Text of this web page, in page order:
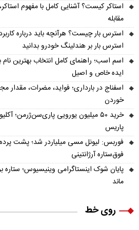
استاکر کیست؟ آشنایی کامل با مفهوم
مقابله
استرس بار چیست؟ هرآنچه باید درباره
استرس بار بر هندلینگ خودرو بدانید
اسم اسب؛ راهنمای کامل انتخاب بهترین
ایده خاص و اصیل
اسفناج در بارداری؛ فواید، مضرات،
خوردن
پاریس
فوق‌ستاره آرژانتینی
ماند
روی خط